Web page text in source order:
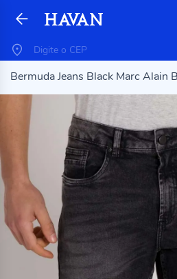
Bermuda Jeans Black Marc Alain